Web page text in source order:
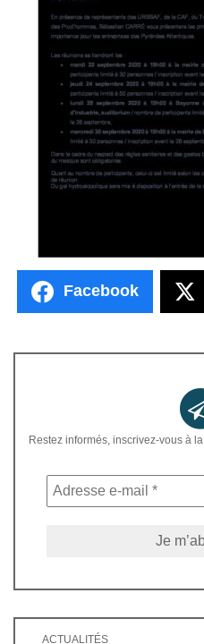
Facebook
Restez informés, inscrivez-vous à la
ACTUALITÉS